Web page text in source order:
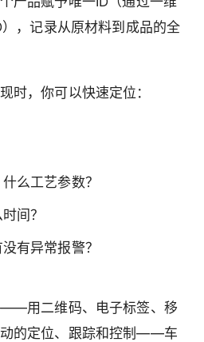
，记录从原材料到成品的全
时，你可以快速定位：
么工艺参数？
间？
有异常报警？
用二维码、电子标签、移
的定位、跟踪和控制——车